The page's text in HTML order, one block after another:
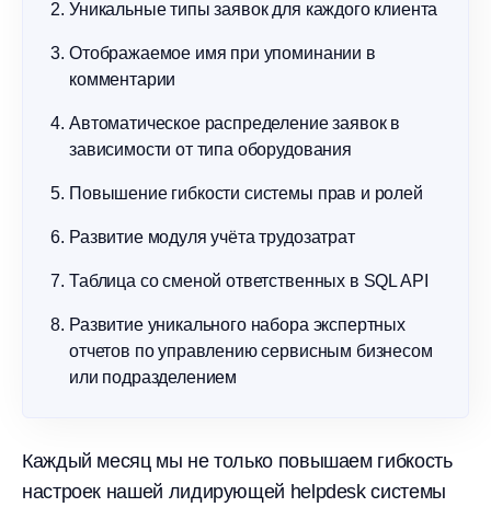
Уникальные типы заявок для каждого клиента
Отображаемое имя при упоминании в
комментарии
Автоматическое распределение заявок в
зависимости от типа оборудования
Повышение гибкости системы прав и ролей
Развитие модуля учёта трудозатрат
Таблица со сменой ответственных в SQL API
Развитие уникального набора экспертных
отчетов по управлению сервисным бизнесом
или подразделением
Каждый месяц мы не только повышаем гибкость
настроек нашей лидирующей helpdesk системы